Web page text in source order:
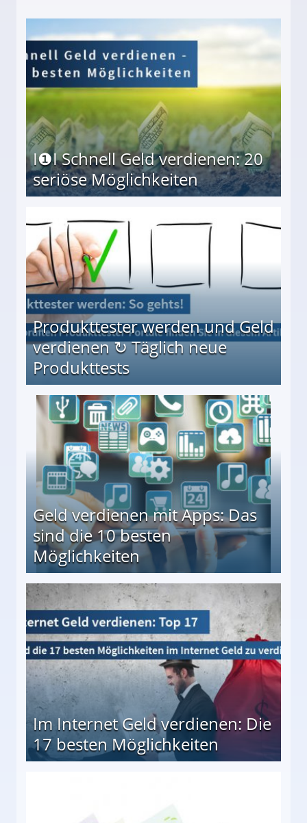
I❶I Schnell Geld verdienen: 20
seriöse Möglichkeiten
Produkttester werden und Geld
verdienen ↻ Täglich neue
Produkttests
↻ Täglich neue Produkttests
Geld verdienen mit Apps: Das
sind die 10 besten
Möglichkeiten
besten Möglichkeiten
Im Internet Geld verdienen: Die
17 besten Möglichkeiten